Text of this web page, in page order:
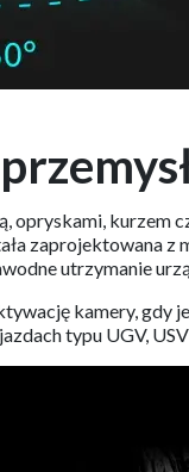
kurzem
zaprojektowana z
utrzymanie
kamery, gdy
typu UGV,